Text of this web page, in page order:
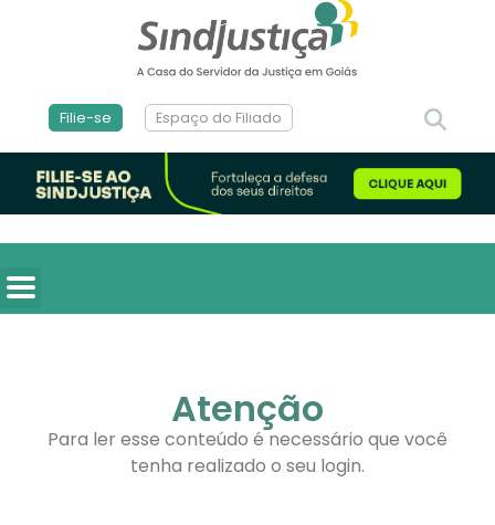
Filie-se Espaço do Filiado
Atenção
Para ler esse conteúdo é necessário que você
tenha realizado o seu login.